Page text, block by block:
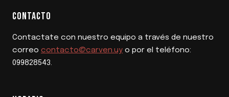
CONTACTO
Contactate con nuestro equipo a través de nuestro
correo contacto@carven.uy o por el teléfono:
099828543.